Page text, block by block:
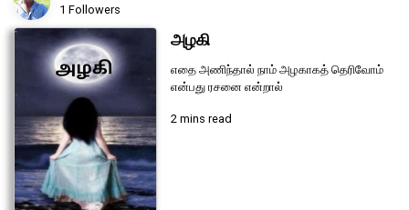
1 Followers
அழகி
எதை அணிந்தால் நாம் அழகாகத் தெரிவோம்
என்பது ரசனை என்றால்
2 mins read